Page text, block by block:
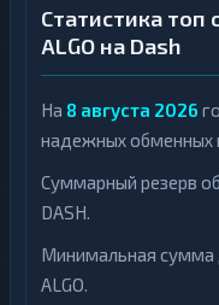
Статистика
ALGO на Dash
На 8 августа 2026
надежных обменных
Суммарный резерв
DASH.
Минимальная сумма
ALGO.